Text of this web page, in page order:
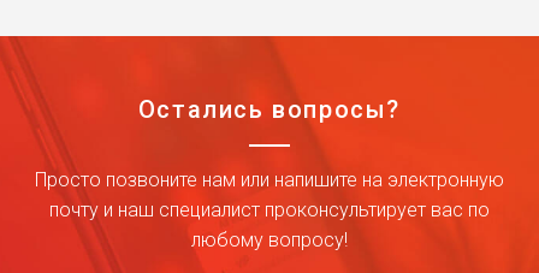
Остались вопросы?
Просто позвоните нам или напишите на электронную
почту и наш специалист проконсультирует вас по
любому вопросу!